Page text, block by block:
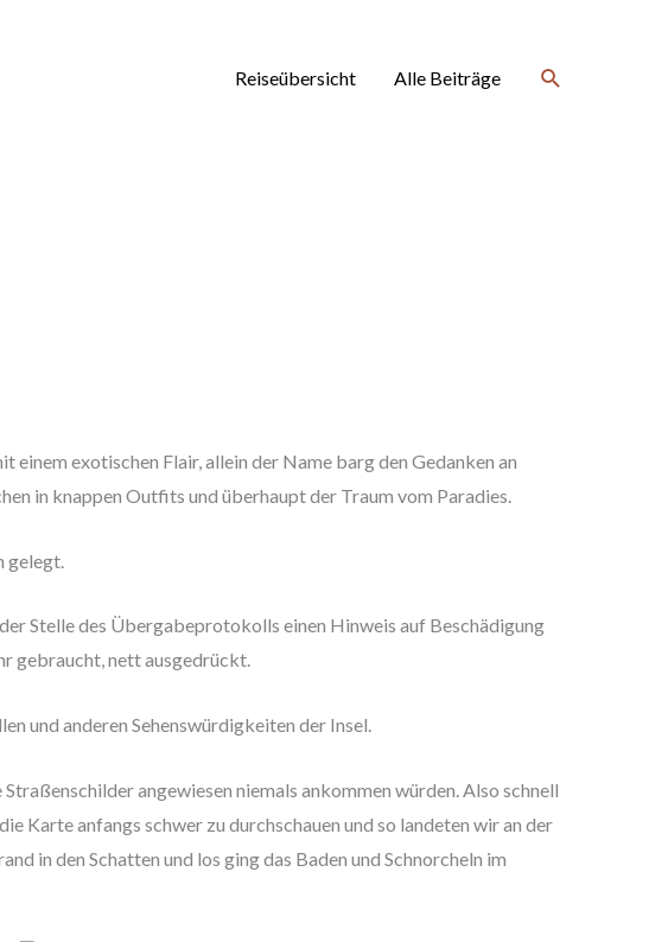
Reiseübersicht Alle Beiträge Suchen
exotischen Flair, allein der Name barg den Gedanken an
in knappen Outfits und überhaupt der Traum vom Paradies.
gelegt.
Stelle des Übergabeprotokolls einen Hinweis auf Beschädigung
gebraucht, nett ausgedrückt.
und anderen Sehenswürdigkeiten der Insel.
angewiesen niemals ankommen würden. Also schnell
Karte anfangs schwer zu durchschauen und so landeten wir an der
in den Schatten und los ging das Baden und Schnorcheln im